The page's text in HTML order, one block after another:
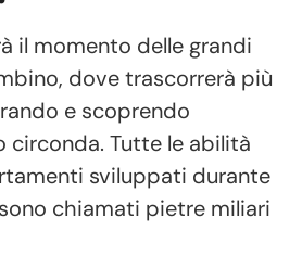
il momento delle grandi
dove trascorrerà più
e scoprendo
circonda. Tutte le abilità
sviluppati durante
chiamati pietre miliari